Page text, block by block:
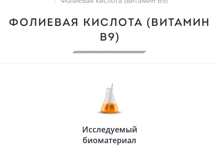
ФОЛИЕВАЯ КИСЛОТА (ВИТАМИН
B9)
Исследуемый
биоматериал